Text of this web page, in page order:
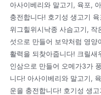
아사이베리와 말고기, 육포,
충전합니다! 호기성 생고기
위그힐위시낙종 사슴고기, 작
섯으로 만들어 보약처럼 영양
활력을 되찾아줍니다! 크릴
인삼으로 만들어 오메가3가
니다! 아사이베리와 말고기,
운을 충전합니다! 호기성 생